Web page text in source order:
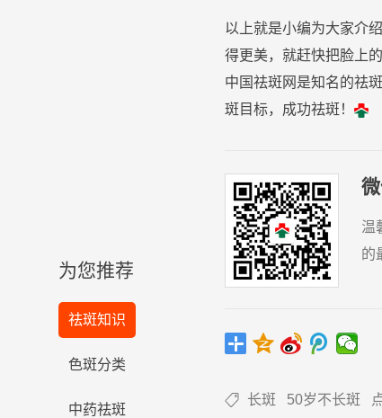
为您推荐
祛斑知识
色斑分类
中药祛斑
以上就是小编为大家介
得更美，就赶快把脸上
中国祛斑网是知名的祛
斑目标，成功祛斑！
温
的
 长斑 50岁不长斑